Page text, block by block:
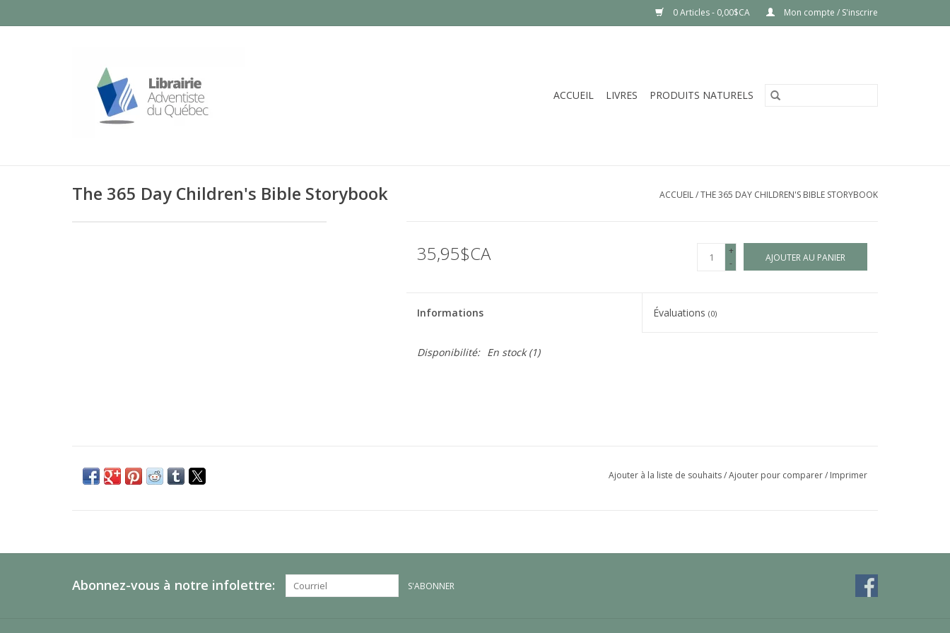
0 Articles - 0,00$CA Mon compte / S'inscrire
ACCUEIL LIVRES PRODUITS NATURELS
The 365 Day Children's Bible Storybook ACCUEIL/THE 365 DAY CHILDREN'S BIBLE STORYBOOK
35,95$CA
+
-
AJOUTER AU PANIER
Informations Évaluations(0)
Disponibilité: En stock(1)
Ajouter à la liste de souhaits/Ajouter pour comparer/ Imprimer
Abonnez-vous à notre infolettre: S'ABONNER